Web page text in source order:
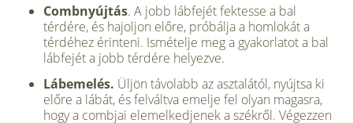
Combnyújtás. A jobb lábfejét fektesse a bal
térdére, és hajoljon előre, próbálja a homlokát a
térdéhez érinteni. Ismételje meg a gyakorlatot a bal
lábfejét a jobb térdére helyezve.
Lábemelés. Üljön távolabb az asztalától, nyújtsa ki
előre a lábát, és felváltva emelje fel olyan magasra,
hogy a combjai elemelkedjenek a székről. Végezzen